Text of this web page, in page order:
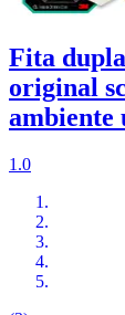
Fita
original
ambiente
1.0